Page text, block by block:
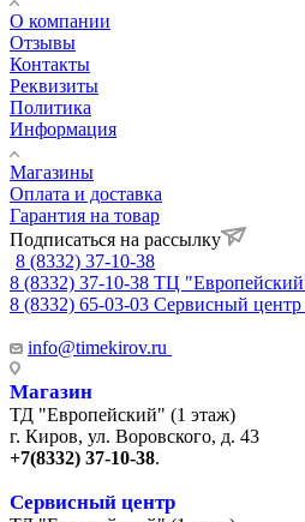
О компании
Отзывы
Контакты
Реквизиты
Политика
Информация
Магазины
Оплата и доставка
Гарантия на товар
Подписаться на рассылку
8 (8332) 37-10-38
8 (8332) 37-10-38 ТЦ
8 (8332) 65-03-03 Сервисный
info@timekirov.ru
Магазин
ТД "Европейский" (1 этаж)
г. Киров, ул. Воровского, д. 43
+7(8332) 37-10-38.
Сервисный центр